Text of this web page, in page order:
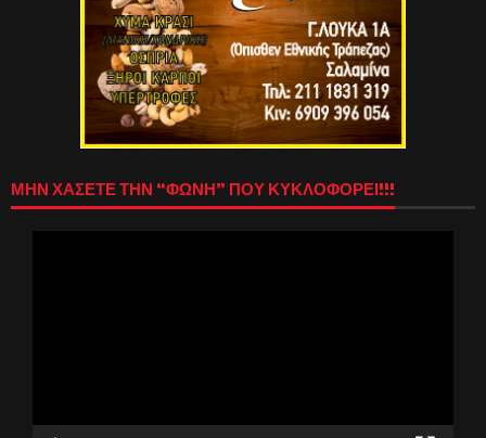
ΜΗΝ ΧΑΣΕΤΕ ΤΗΝ “ΦΩΝΗ” ΠΟΥ ΚΥΚΛΟΦΟΡΕΙ!!!